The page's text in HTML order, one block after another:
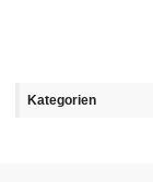
Kategorien